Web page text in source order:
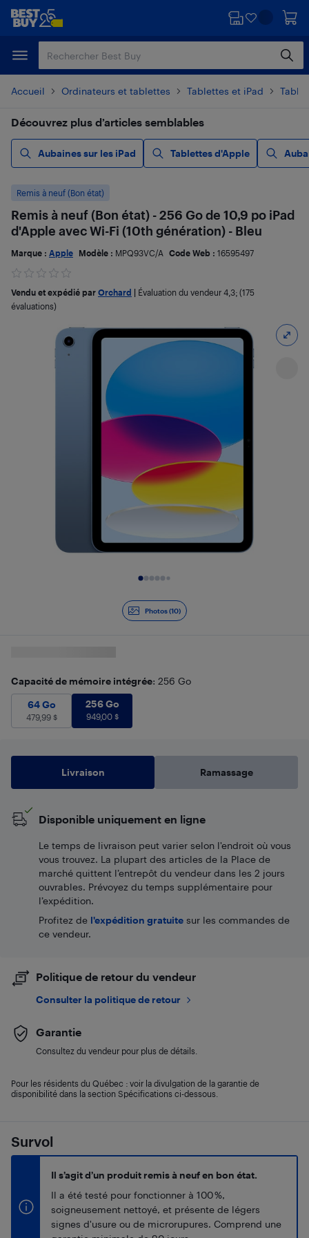
Passer
principal
Passer
Accueil Ordinateurs et tablettes Tablettes et iPad
Découvrez plus d’articles semblables
Aubaines sur les iPad Tablettes d'Apple
Photos (10)
Survol
Il s’agit d’un produit remis à neuf en bon état.
Il a été testé pour fonctionner à 100 %,
soigneusement nettoyé, et présente de légers
signes d'usure ou de microrupures. Comprend une
Remis à neuf (Bon état)
Remis à neuf (Bon état) - 256 Go de 10,9 po iPad
d'Apple avec Wi-Fi (10th génération) - Bleu
Marque : Apple Modèle : MPQ93VC/A Code Web : 16595497
Vendu et expédié par Orchard Évaluation du vendeur 4,3; (175
évaluations)
Capacité de mémoire intégrée: 256 Go
64 Go
479,99$
64 Go
479,99$
256 Go
256 Go
949,00$
Livraison Ramassage
Disponible uniquement en ligne
Le temps de livraison peut varier selon l'endroit où vous
vous trouvez. La plupart des articles de la Place de
marché quittent l’entrepôt du vendeur dans les 2 jours
ouvrables. Prévoyez du temps supplémentaire pour
l’expédition.
Profitez de l'expédition gratuite sur les commandes de
ce vendeur.
Politique de retour du vendeur
Consulter la politique de retour
Garantie
Consultez du vendeur pour plus de détails.
Pour les résidents du Québec : voir la divulgation de la garantie de
disponibilité dans la section Spécifications ci-dessous.